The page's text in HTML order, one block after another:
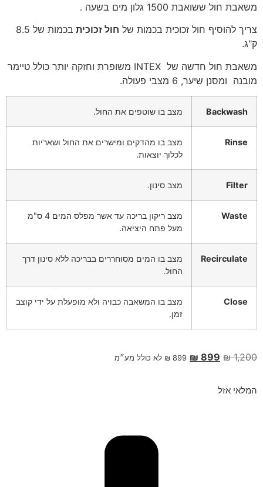
משאבת חול ששואבת 1500 גלון מים בשעה .
צריך להוסיף חול זכוכית בכמות של חול זכוכית
בכמות של 8.5
ק"ג.
משאבת חול חדשה של INTEX משופרת וחזקה יותר כולל טיימר
מובנה ומסנן שיער, 6 מצבי פעולה.
Backwash מצב בו שוטפים את החול.
Rinse
מצב בו מהדקים ומישרים את החול ושאריות
לכלוך יוצאות.
Filter מצב סינון.
Waste
מצב ריקון בריכה עד אשר מפלס המים 4 ס"מ
מעל פתח היציאה.
Recirculate
מצב בו המים מסוחררים בבריכה ללא סינון דרך
החול.
Close
מצב בו המשאבה כבויה ולא מופעלת על ידי קוצב
זמן.
₪1,200
₪ 899
₪ 899 לא כולל מע״מ
המלאי אזל